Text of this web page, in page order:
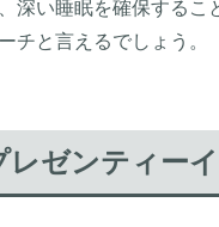
深い睡眠を確保するこ
チと言えるでしょう。
レゼンティー